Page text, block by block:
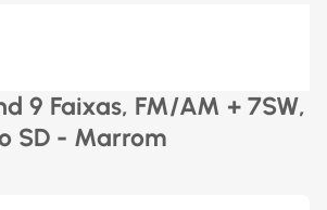
9 Faixas, FM/AM + 7SW,
SD - Marrom